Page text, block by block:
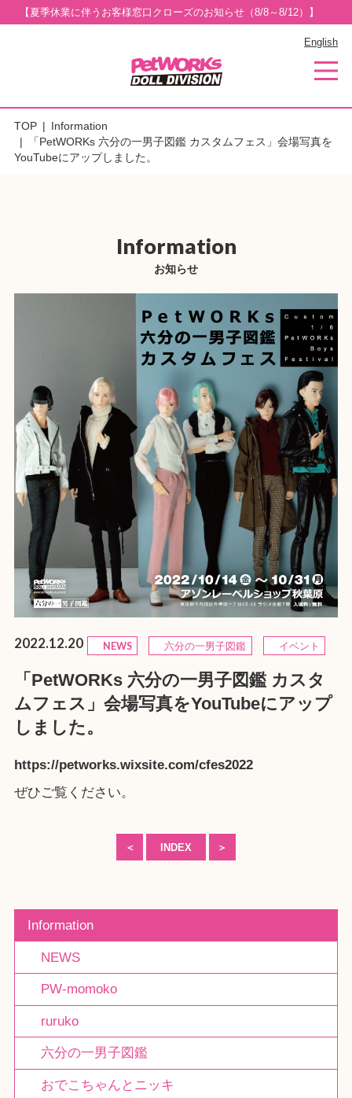
【夏季休業に伴うお客様窓口クローズのお知らせ（8/8～8/12）】
English
TOP
Information
「PetWORKs 六分の一男子図鑑 カスタムフェス」会場写真を
YouTubeにアップしました。
Information
お知らせ
2022.12.20 NEWS 六分の一男子図鑑 イベント
「PetWORKs 六分の一男子図鑑 カスタ
ムフェス」会場写真をYouTubeにアップ
しました。
https://petworks.wixsite.com/cfes2022
ぜひご覧ください。
＜ INDEX ＞
Information
NEWS
PW-momoko
ruruko
六分の一男子図鑑
おでこちゃんとニッキ